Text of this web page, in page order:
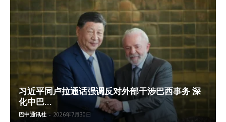
习近平同卢拉通话强调反对外部干涉巴西事务 深
化中巴...
巴中通讯社 - 2026年7月30日